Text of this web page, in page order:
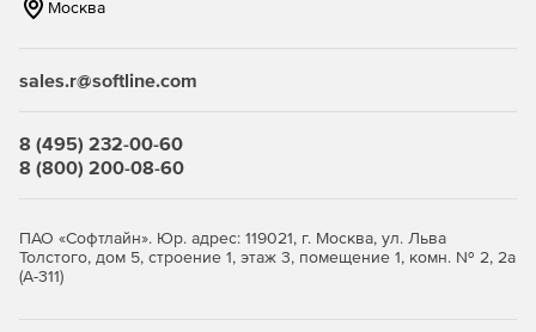
Москва
sales.r@softline.com
8 (495) 232-00-60
8 (800) 200-08-60
ПАО «Софтлайн». Юр. адрес: 119021, г. Москва, ул. Льва
Толстого, дом 5, строение 1, этаж 3, помещение 1, комн. № 2, 2а
(А-311)